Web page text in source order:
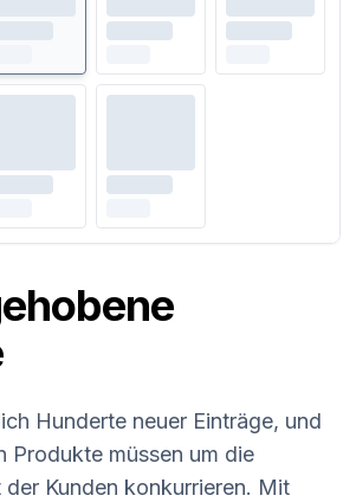
Hunderte neuer Einträge, und
Produkte müssen um die
Kunden konkurrieren. Mit